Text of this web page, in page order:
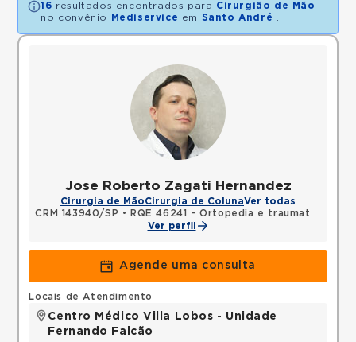
16 resultados encontrados para Cirurgião de Mão
no convênio
Mediservice em Santo André
Jose Roberto Zagati Hernandez
Cirurgia de MãoCirurgia de ColunaVer todas
CRM 143940/SP •
RQE 46241 - Ortopedia e traumatologia
Ver perfil
Agende uma consulta
Locais de Atendimento
Centro Médico Villa Lobos - Unidade
Fernando Falcão